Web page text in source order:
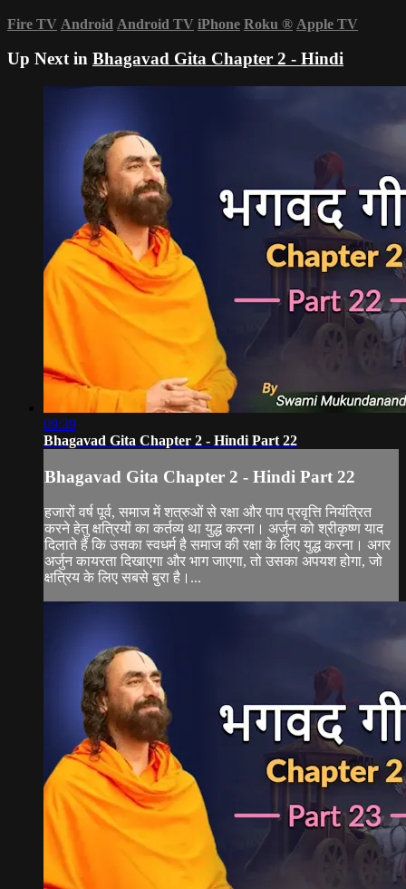
Fire TV Android Android TV iPhone Roku ® Apple TV
Up Next in Bhagavad Gita Chapter 2 - Hindi
09:39
Bhagavad Gita Chapter 2 - Hindi Part 22
Bhagavad Gita Chapter 2 - Hindi Part 22
हजारों वर्ष पूर्व, समाज में शत्रुओं से रक्षा और पाप प्रवृत्ति नियंत्रित
करने हेतु क्षत्रियों का कर्तव्य था युद्ध करना। अर्जुन को श्रीकृष्ण याद
दिलाते हैं कि उसका स्वधर्म है समाज की रक्षा के लिए युद्ध करना। अगर
अर्जुन कायरता दिखाएगा और भाग जाएगा, तो उसका अपयश होगा, जो
क्षत्रिय के लिए सबसे बुरा है।...